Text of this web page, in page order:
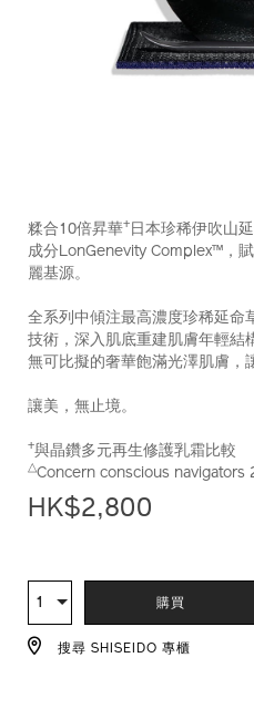
lx-
10121264101_hk.html
編
號：
10121264101_hk
糅合10倍昇華+ 日本珍稀伊吹山
成分LonGenevity Complex™，
麗基源。
全系列中傾注最高濃度珍稀延命
技術，深入肌底重建肌膚年輕結
無可比擬的奢華飽滿光澤肌膚，
讓美，無止境。
+與晶鑽多元再生修護乳霜比較
△Concern conscious navigators
HK$2,800
TO
CART
OPTIONS
ACTIONS
數
量
1 購買
搜尋 SHISEIDO 專櫃